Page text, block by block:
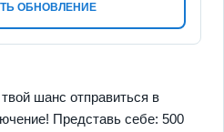
ОБНОВЛЕНИЕ
шанс отправиться в
Представь себе: 500